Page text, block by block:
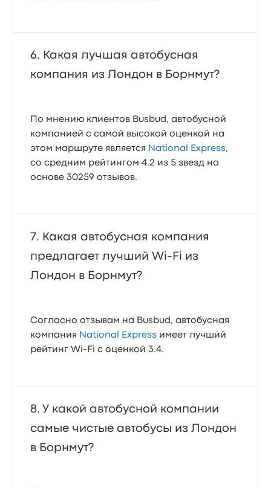
Какая лучшая автобусная
компания из Лондон в Борнмут?
По мнению клиентов Busbud, автобусной
компанией с самой высокой оценкой на
этом маршруте является National Express,
со средним рейтингом 4.2 из 5 звезд на
основе 30259 отзывов.
Какая автобусная компания
предлагает лучший Wi‑Fi из
Лондон в Борнмут?
Согласно отзывам на Busbud, автобусная
компания National Express имеет лучший
рейтинг Wi‑Fi с оценкой 3.4.
У какой автобусной компании
самые чистые автобусы из Лондон
в Борнмут?